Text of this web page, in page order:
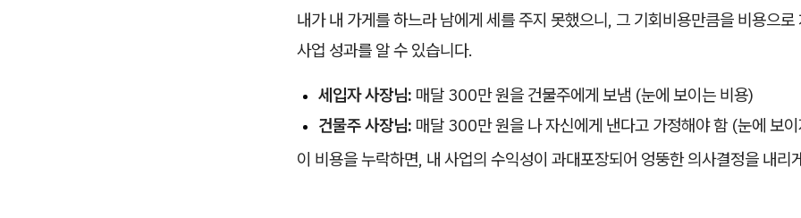
내가 내 가게를 하느라 남에게 세를 주지 못했으니, 그 기회비용만큼을 비용으로
사업 성과를 알 수 있습니다.
세입자 사장님: 매달 300만 원을 건물주에게 보냄 (눈에 보이는 비용)
건물주 사장님: 매달 300만 원을 나 자신에게 낸다고 가정해야 함 (눈에 보
이 비용을 누락하면, 내 사업의 수익성이 과대포장되어 엉뚱한 의사결정을 내리